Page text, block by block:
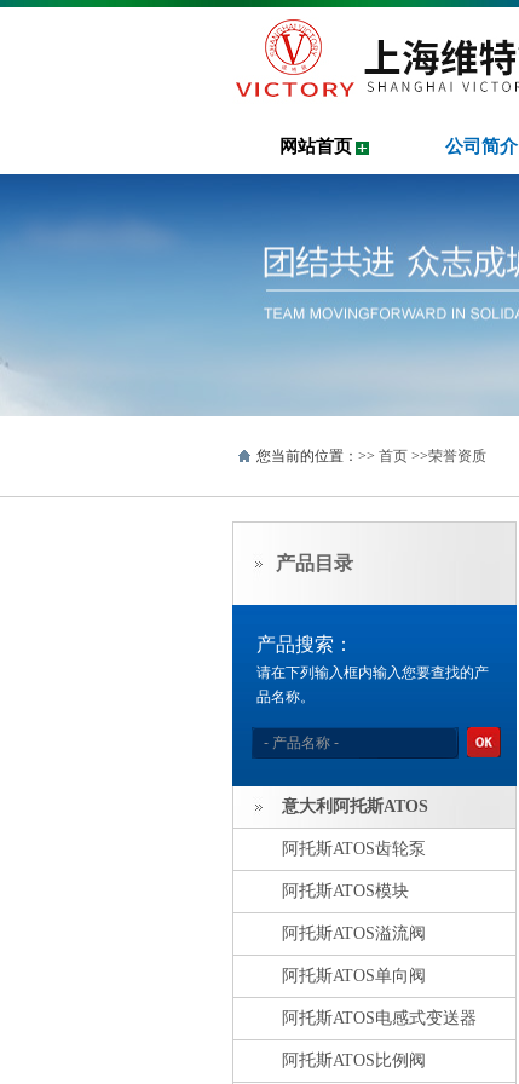
网站首页 公司简介
您当前的位置：>> 首页 >>荣誉资质
产品目录
产品搜索：
请在下列输入框内输入您要查找的产
品名称。
意大利阿托斯ATOS
阿托斯ATOS齿轮泵
阿托斯ATOS模块
阿托斯ATOS溢流阀
阿托斯ATOS单向阀
阿托斯ATOS电感式变送器
阿托斯ATOS比例阀